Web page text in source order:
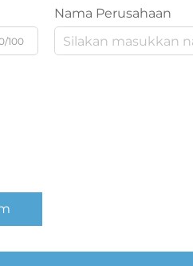
100
Nama Perusahaan